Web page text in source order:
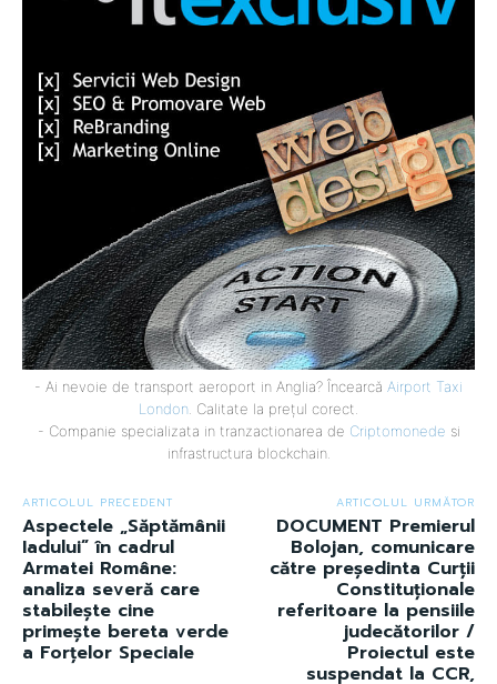
- Ai nevoie de transport aeroport in Anglia? Încearcă Airport Taxi
London . Calitate la prețul corect.
- Companie specializata in tranzactionarea de Criptomonede si
infrastructura blockchain.
ARTICOLUL PRECEDENT
Aspectele „Săptămânii
Iadului” în cadrul
Armatei Române:
analiza severă care
stabilește cine
primește bereta verde
a Forțelor Speciale
ARTICOLUL URMĂTOR
DOCUMENT Premierul
Bolojan, comunicare
către președinta Curții
Constituționale
referitoare la pensiile
judecătorilor /
Proiectul este
suspendat la CCR,